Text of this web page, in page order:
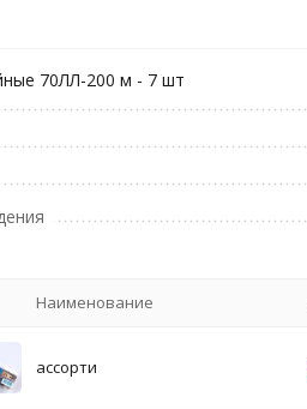
70ЛЛ-200 м - 7 шт
Наименование
ассорти